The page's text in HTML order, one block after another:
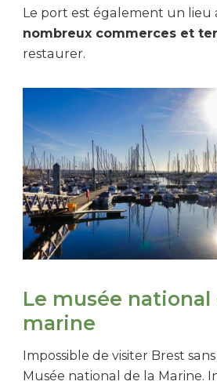
Le port est également un lieu
nombreux commerces et
restaurer.
Le musée national
marine
Impossible de visiter Brest
Musée national de la Marine.